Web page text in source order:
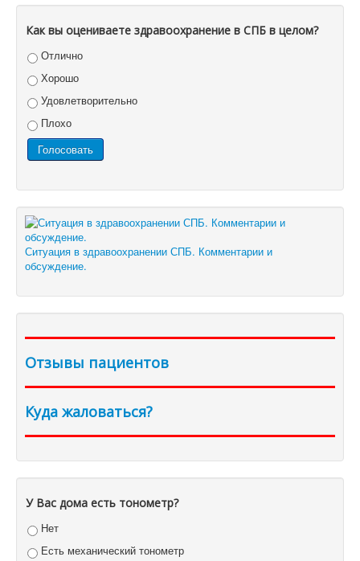
Как вы оцениваете здравоохранение в СПБ в целом?
Отлично
Хорошо
Удовлетворительно
Плохо
Ситуация в здравоохранении СПБ. Комментарии и
обсуждение.
Отзывы пациентов
Куда жаловаться?
У Вас дома есть тонометр?
Нет
Есть механический тонометр